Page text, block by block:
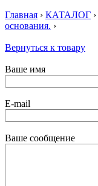
Главная › КАТАЛОГ ›
основания. ›
Вернуться к товару
Ваше имя
E-mail
Ваше сообщение